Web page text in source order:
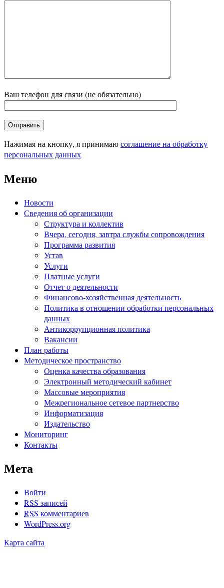
Ваш телефон для связи (не обязательно)
Нажимая на кнопку, я принимаюсоглашение на обработку
персональных данных
Меню
Новости
Сведения об организации
Структура и коллектив
Вчера, сегодня, завтра службы сопровождения
Программа развития
Устав
Услуги
Платные услуги
Отчет о деятельности
Финансово-хозяйственная деятельность
Политика в отношении обработки персональных
данных
Антикоррупционная политика
Вакансии
План работы
Методическое пространство
Оценка качества образования
Электронный методический кабинет
Массовые мероприятия
Межрегиональное сетевое партнерство
Информатизация
Издательство
Мониторинг
Контакты
Мета
Войти
RSS записей
RSS комментариев
WordPress.org
Карта сайта